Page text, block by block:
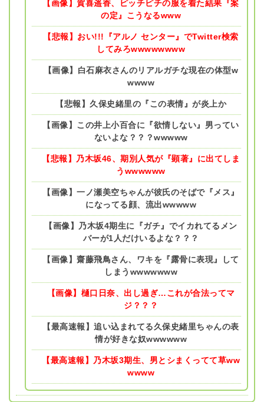
【画像】賀喜遥香、ピッチピチの服を着た結果『案
の定』こうなるwww
【悲報】おい!!!『アルノ センター』でTwitter検索
してみろwwwwwwww
【画像】白石麻衣さんのリアルガチな現在の体型w
wwww
【悲報】久保史緒里の『この表情』が炎上か
【画像】この井上小百合に『欲情しない』男ってい
ないよな？？？wwwww
【悲報】乃木坂46、期別人気が『顕著』に出てしま
うwwwwww
【画像】一ノ瀬美空ちゃんが彼氏のそばで『メス』
になってる顔、流出wwwww
【画像】乃木坂4期生に『ガチ』でイカれてるメン
バーが1人だけいるよな？？？
【画像】齋藤飛鳥さん、ワキを『露骨に表現』して
しまうwwwwwww
【画像】樋口日奈、出し過ぎ…これが合法ってマ
ジ？？？
【最高速報】追い込まれてる久保史緒里ちゃんの表
情が好きな奴wwwwww
【最高速報】乃木坂3期生、男とシまくってて草ww
wwww